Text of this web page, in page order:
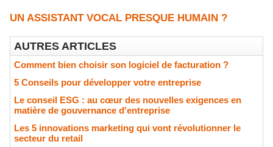
UN ASSISTANT VOCAL PRESQUE HUMAIN ?
AUTRES ARTICLES
Comment bien choisir son logiciel de facturation ?
5 Conseils pour développer votre entreprise
Le conseil ESG : au cœur des nouvelles exigences en
matière de gouvernance d'entreprise
Les 5 innovations marketing qui vont révolutionner le
secteur du retail